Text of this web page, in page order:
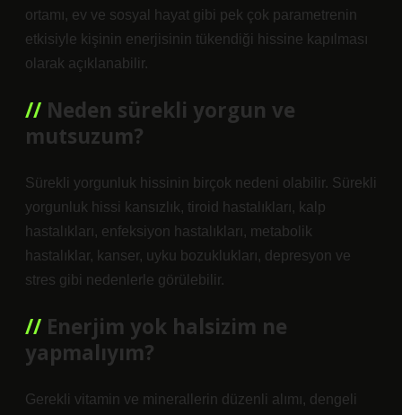
ortamı, ev ve sosyal hayat gibi pek çok parametrenin
etkisiyle kişinin enerjisinin tükendiği hissine kapılması
olarak açıklanabilir.
Neden sürekli yorgun ve
mutsuzum?
Sürekli yorgunluk hissinin birçok nedeni olabilir. Sürekli
yorgunluk hissi kansızlık, tiroid hastalıkları, kalp
hastalıkları, enfeksiyon hastalıkları, metabolik
hastalıklar, kanser, uyku bozuklukları, depresyon ve
stres gibi nedenlerle görülebilir.
Enerjim yok halsizim ne
yapmalıyım?
Gerekli vitamin ve minerallerin düzenli alımı, dengeli